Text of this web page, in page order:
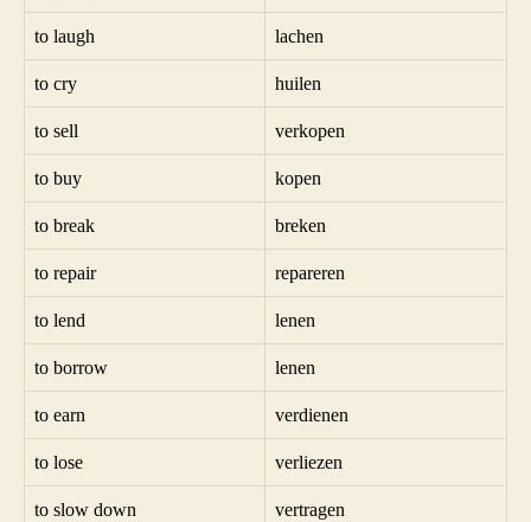
to laugh lachen
to cry huilen
to sell verkopen
to buy kopen
to break breken
to repair repareren
to lend lenen
to borrow lenen
to earn verdienen
to lose verliezen
to slow down vertragen